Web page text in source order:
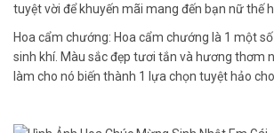
tuyệt vời để khuyến mãi mang đến bạn nữ thế
Hoa cẩm chướng: Hoa cẩm chướng là 1 một
sinh khí. Màu sắc đẹp tươi tắn và hương thơm
làm cho nó biến thành 1 lựa chọn tuyệt hảo